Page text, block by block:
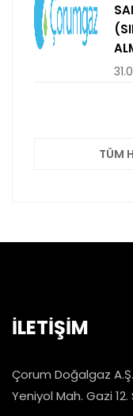
TÜM
İLETİŞİM
Çorum Doğalgaz A.Ş.
Yeniyol Mah. Gazi 12.